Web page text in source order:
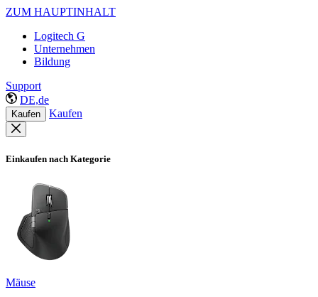
ZUM HAUPTINHALT
Logitech G
Unternehmen
Bildung
Support
DE,de
Kaufen Kaufen
Einkaufen nach Kategorie
Mäuse